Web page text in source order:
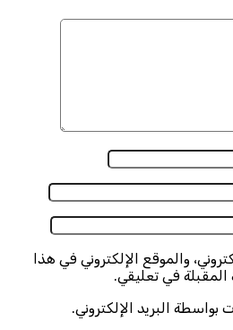
والموقع الإلكتروني في هذا
في تعليقي.
بواسطة البريد الإلكتروني.